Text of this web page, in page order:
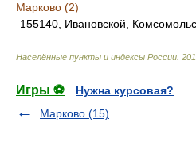
Марково (2)
155140, Ивановской,
Населённые пункты и индексы России
Игры ⚽
Нужна курсовая?
Марково (15)